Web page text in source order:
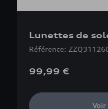
Lunettes de
Référence:
99,99 €